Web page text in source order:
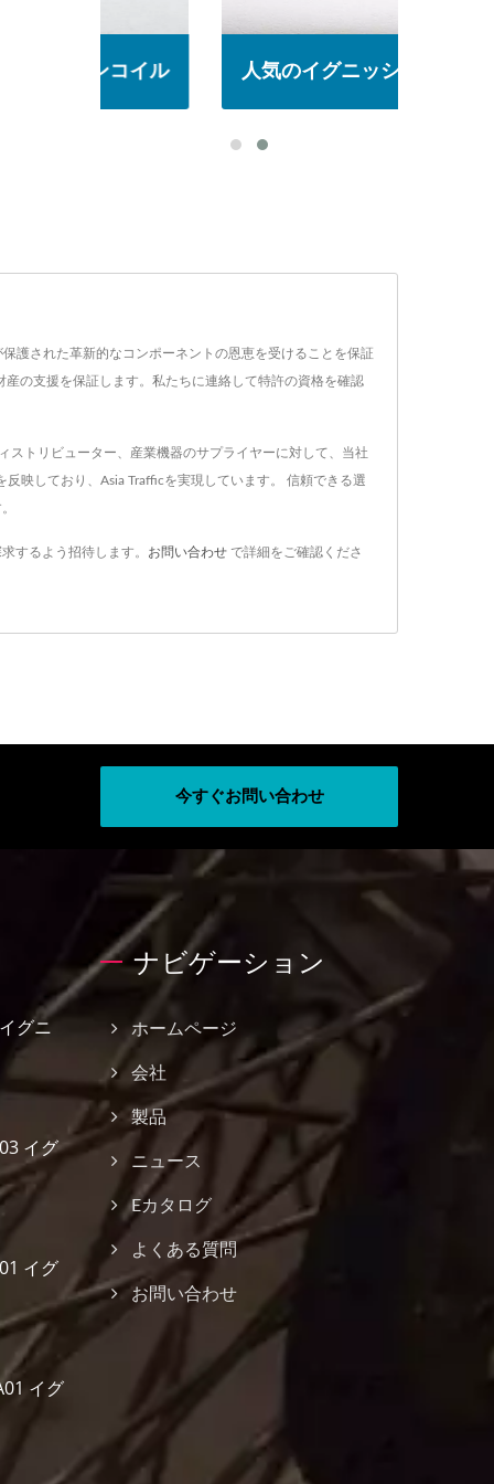
人気のイグニッションコイル
護された革新的なコンポーネントの恩恵を受けることを保証
の支援を保証します。私たちに連絡して特許の資格を確認
トリビューター、産業機器のサプライヤーに対して、当社
映しており、Asia Trafficを実現しています。 信頼できる選
するよう招待します。 お問い合わせ で詳細をご確認くださ
今すぐお問い合わせ
グニ
イグ
イグ
イグ
ナビゲーション
ホームページ
会社
製品
ニュース
Eカタログ
よくある質問
お問い合わせ